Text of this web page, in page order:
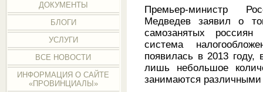
ДОКУМЕНТЫ
БЛОГИ
УСЛУГИ
ВСЕ НОВОСТИ
ИНФОРМАЦИЯ О САЙТЕ
«ПРОВИНЦИАЛЫ»
Премьер-министр
Медведев заявил о
самозанятых
система
появилась в 2013 году,
лишь небольшое
занимаются